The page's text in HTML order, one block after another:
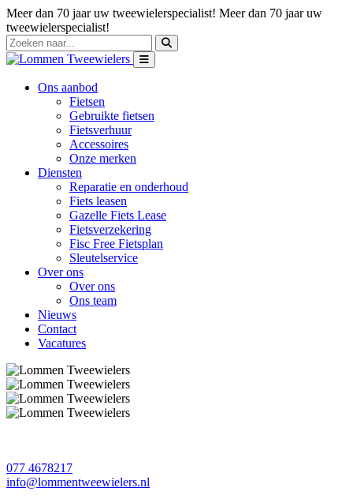
Meer dan 70 jaar uw tweewielerspecialist! Meer dan 70 jaar uw
tweewielerspecialist!
Ons aanbod
Fietsen
Gebruikte fietsen
Fietsverhuur
Accessoires
Onze merken
Diensten
Reparatie en onderhoud
Fiets leasen
Gazelle Fiets Lease
Fietsverzekering
Fisc Free Fietsplan
Sleutelservice
Over ons
Over ons
Ons team
Nieuws
Contact
Vacatures
077 4678217
info@lommentweewielers.nl